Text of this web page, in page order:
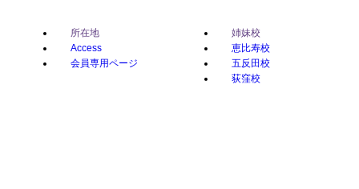
所在地
Access
会員専用ページ
姉妹校
恵比寿校
五反田校
荻窪校